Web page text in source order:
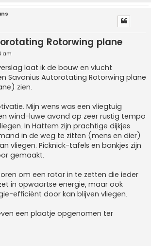
Rotorwing plane
am
laat ik de bouw en vlucht
Savonius Autorotating Rotorwing plane
zien.
Mijn wens was een vliegtuig
wind-luwe avond op zeer rustig tempo
In Hattem zijn prachtige dijkjes
in de weg te zitten (mens en dier)
vliegen. Picknick-tafels en bankjes zijn
gemaakt.
om een rotor in te zetten die ieder
in opwaartse energie, maar ook
efficiënt door kan blijven vliegen.
een plaatje opgenomen ter